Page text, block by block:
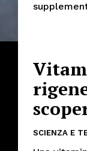
SCIENZA E